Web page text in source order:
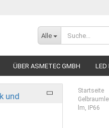
Alle
ÜBER ASMETEC GMBH LED
Startseite
lm, IP66